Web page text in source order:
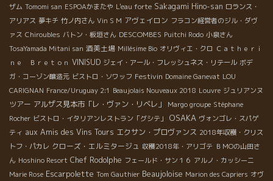
ザム Tomomi san ESPOAかまたや L'eau forte Sakagami Hino-san ロランス・
アリアス 夢キチ 竹ノ内さん Vin S M アヴェイロン フラコン経営者のジル・ダヴ
ァス Chiroubles バトン・板垣さん DESCOMBES Puitchi Rodo 小泉さん
TosaYamada Mitani san 酒美土場 Millésime Bio オリヴィエ・クロ Ｃａｔｈｅｒｉ
ｎｅ Ｂｒｅｔｏｎ VINISUD ジェイ・アール・フレッシュネス・リテール ボデ
ガ・コーゾン醸造元 ビストロ・ソワッフ Festivin Domaine Ganevat LOU
CARIGNAN France/Uruguay 2:1 Beaujolais Nouveaux 2018 Louvre ジュリアンヌ
ツアー アルザス見本市「レ・ヴァン・リベレ」 Margo groupe Stéphane
Rocher ビストロ・イタリアンレストラン「グシテ」 OSAKA ヴォンゴレ・スパゲ
ティ aux Amis des Vins Tours エクサン・プロヴァンス 2018年収穫・クリス
トフ・パカレ クローズ・エルミタージュ 収穫2018年・アリゴテ ＢＭОの山田さ
ん Hoshino Resort Chef Rodolphe フェールド・サン１６ アルノ・カッシーニ
Marie Rose Escarpolette Tom Gauthier Beaujoloise Marion des Capriers オヴ